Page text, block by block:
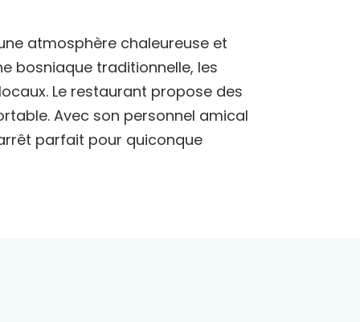
atmosphère chaleureuse et
bosniaque traditionnelle, les
Le restaurant propose des
Avec son personnel amical
parfait pour quiconque